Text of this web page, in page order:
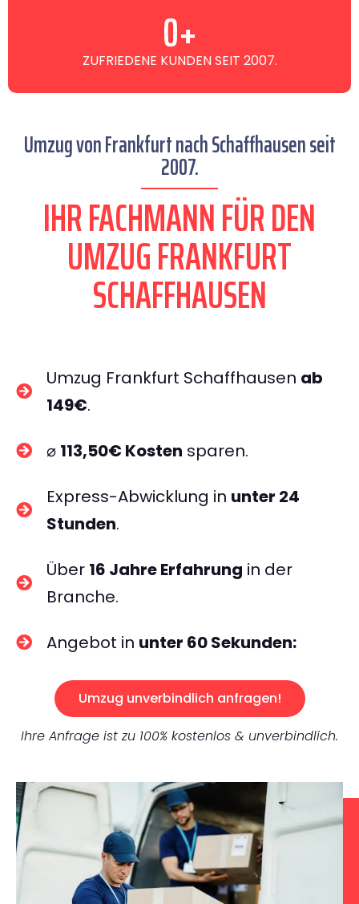
ZUFRIEDENE KUNDEN SEIT 2007.
0+
Umzug von Frankfurt nach Schaffhausen seit
2007.
IHR FACHMANN FÜR DEN
UMZUG FRANKFURT
SCHAFFHAUSEN
Umzug Frankfurt Schaffhausen ab
149€.
⌀ 113,50€ Kosten sparen.
Express-Abwicklung in unter 24
Stunden.
Über 16 Jahre Erfahrung in der
Branche.
Angebot in unter 60 Sekunden:
Umzug unverbindlich anfragen!
Ihre Anfrage ist zu 100% kostenlos & unverbindlich.